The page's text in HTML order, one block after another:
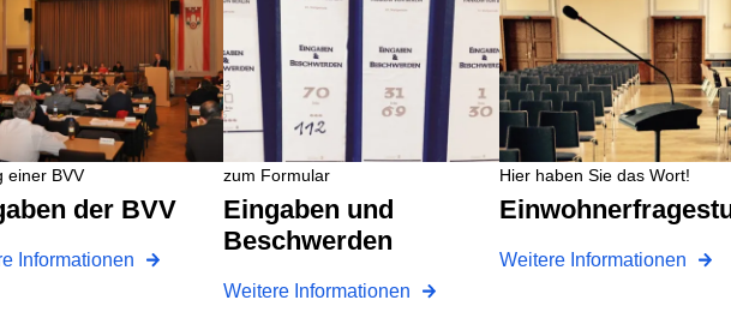
einer BVV
der BVV
Informationen
zum Formular
Eingaben und
Beschwerden
Weitere Informationen
Hier haben Sie das Wort!
Weitere Informationen